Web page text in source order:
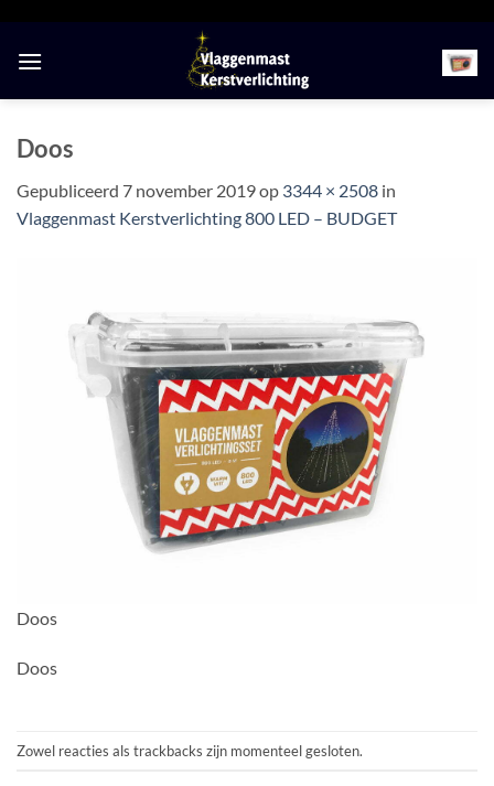
inhoud
Doos
Gepubliceerd 7 november 2019op 3344 × 2508 in
Vlaggenmast Kerstverlichting 800 LED – BUDGET
Doos
Doos
Zowel reacties als trackbacks zijn momenteel gesloten.